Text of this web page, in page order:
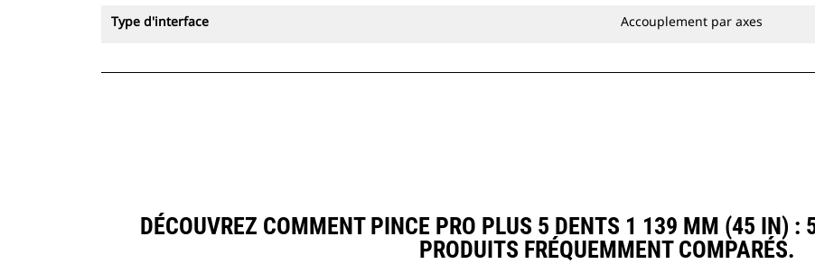
Type d'interface Accouplement par axes
DÉCOUVREZ COMMENT PINCE PRO PLUS 5 DENTS 1 139 MM (45 IN) :
PRODUITS FRÉQUEMMENT COMPARÉS.